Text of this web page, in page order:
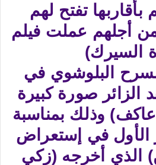
بأقاربها تفتح لهم
أجلهم عملت فيلم
السيرك)
البلوشوي في
الزائر صورة كبيرة
عاكف) وذلك بمناسبة
الأول في إستعراض
الذي أخرجه (زكي